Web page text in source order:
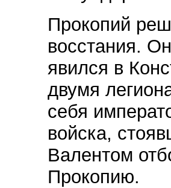
Прокопий
восстания.
явился в
двумя
себя
войска,
Валентом
Прокопию.